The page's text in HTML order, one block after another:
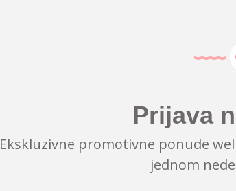
Prijava
Ekskluzivne promotivne ponude
jednom